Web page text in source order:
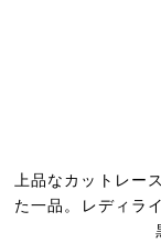
上品なカットレー
た一品。
レディラ